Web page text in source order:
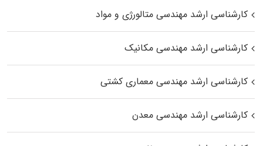
کارشناسی ارشد مهندسی متالورژی و مواد
کارشناسی ارشد مهندسی مکانیک
کارشناسی ارشد مهندسی معماری کشتی
کارشناسی ارشد مهندسی معدن